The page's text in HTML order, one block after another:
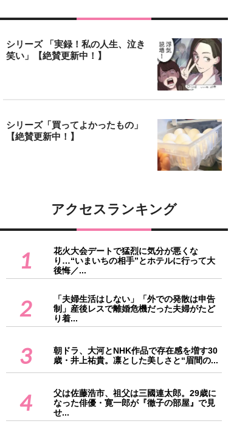
シリーズ 「実録！私の人生、泣き
笑い」【絶賛更新中！】
シリーズ「買ってよかったもの」
【絶賛更新中！】
アクセスランキング
1
花火大会デートで猛烈に気分が悪くな
り…“いまいちの相手”とホテルに行って大
後悔／...
2
「夫婦生活はしない」「外での発散は申告
制」産後レスで離婚危機だった夫婦がたど
り着...
3
朝ドラ、大河とNHK作品で存在感を増す30
歳・井上祐貴。凛とした美しさと“眉間の...
4
父は佐藤浩市、祖父は三國連太郎。29歳に
なった俳優・寛一郎が『徹子の部屋』で見
せ...